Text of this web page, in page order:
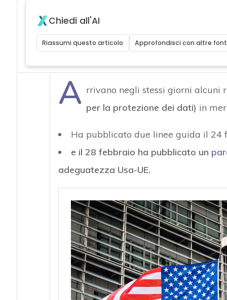
Chiedi all'AI
Riassumi questo articolo Approfondisci con altre
A rrivano negli stessi giorni
per la protezione dei dati) in
Ha pubblicato due linee guida il 24
e il 28 febbraio ha pubblicato un
adeguatezza Usa-UE.